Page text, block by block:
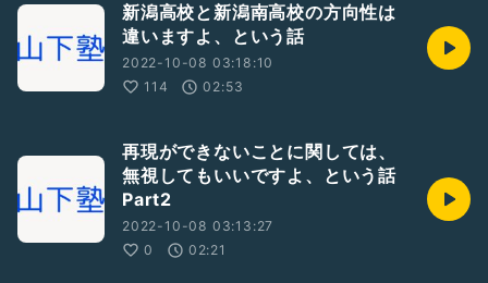
新潟高校と新潟南高校の方向性は
違いますよ、という話
2022-10-08 03:18:10
114
02:53
再現ができないことに関しては、
無視してもいいですよ、という話
Part2
2022-10-08 03:13:27
0
02:21